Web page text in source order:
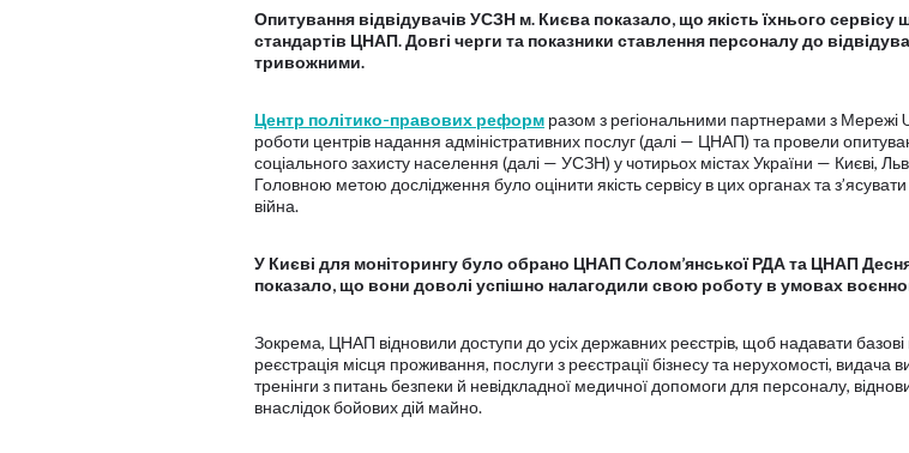
Опитування відвідувачів УСЗН м. Києва показало, що якість їхнього сервісу
стандартів ЦНАП. Довгі черги та показники ставлення персоналу до
тривожними.
Центр політико-правових реформ разом з регіональними партнерами з Мережі
роботи центрів надання адміністративних послуг (далі — ЦНАП) та провели
соціального захисту населення (далі — УСЗН) у чотирьох містах України — Києві,
Головною метою дослідження було оцінити якість сервісу в цих органах та
війна.
У Києві для моніторингу було обрано ЦНАП Солом’янської РДА та ЦНАП
показало, що вони доволі успішно налагодили свою роботу в умовах
Зокрема, ЦНАП відновили доступи до усіх державних реєстрів, щоб надавати базові
реєстрація місця проживання, послуги з реєстрації бізнесу та нерухомості, видача
тренінги з питань безпеки й невідкладної медичної допомоги для персоналу,
внаслідок бойових дій майно.